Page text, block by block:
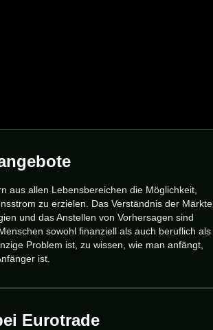
aus allen Lebensbereichen die Möglichkeit,
zu erzielen. Das Verständnis der Märkte,
und das Anstellen von Vorhersagen sind
sowohl finanziell als auch beruflich als
Problem ist, zu wissen, wie man anfängt,
ist.
Eurotrade